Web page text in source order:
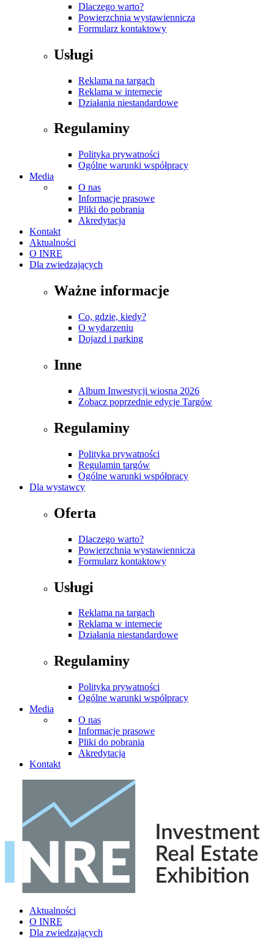
Dlaczego warto?
Powierzchnia wystawiennicza
Formularz kontaktowy
Usługi
Reklama na targach
Reklama w internecie
Działania niestandardowe
Regulaminy
Polityka prywatności
Ogólne warunki współpracy
Media
O nas
Informacje prasowe
Pliki do pobrania
Akredytacja
Kontakt
Aktualności
O INRE
Dla zwiedzających
Ważne informacje
Co, gdzie, kiedy?
O wydarzeniu
Dojazd i parking
Inne
Album Inwestycji wiosna 2026
Zobacz poprzednie edycje Targów
Regulaminy
Polityka prywatności
Regulamin targów
Ogólne warunki współpracy
Dla wystawcy
Oferta
Dlaczego warto?
Powierzchnia wystawiennicza
Formularz kontaktowy
Usługi
Reklama na targach
Reklama w internecie
Działania niestandardowe
Regulaminy
Polityka prywatności
Ogólne warunki współpracy
Media
O nas
Informacje prasowe
Pliki do pobrania
Akredytacja
Kontakt
Aktualności
O INRE
Dla zwiedzających